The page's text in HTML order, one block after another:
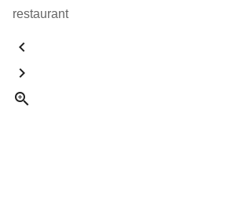
restaurant


